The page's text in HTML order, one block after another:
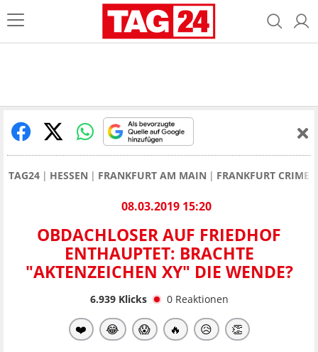
TAG24 HESSEN FRANKFURT AM MAIN FRANKFURT CRIME
08.03.2019 15:20
OBDACHLOSER AUF FRIEDHOF
ENTHAUPTET: BRACHTE
"AKTENZEICHEN XY" DIE WENDE?
6.939Klicks 0 Reaktionen
❤️ 😂 😱 🔥 😥 👏